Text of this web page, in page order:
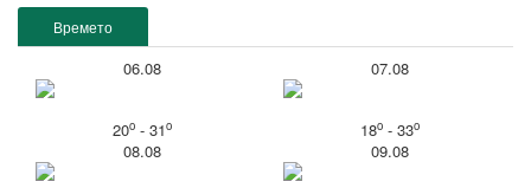
Времето
06.08
20o- 31o
07.08
18o- 33o
08.08 09.08